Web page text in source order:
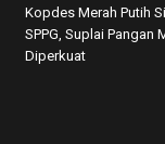
Kopdes Merah Putih
SPPG, Suplai Pangan
Diperkuat